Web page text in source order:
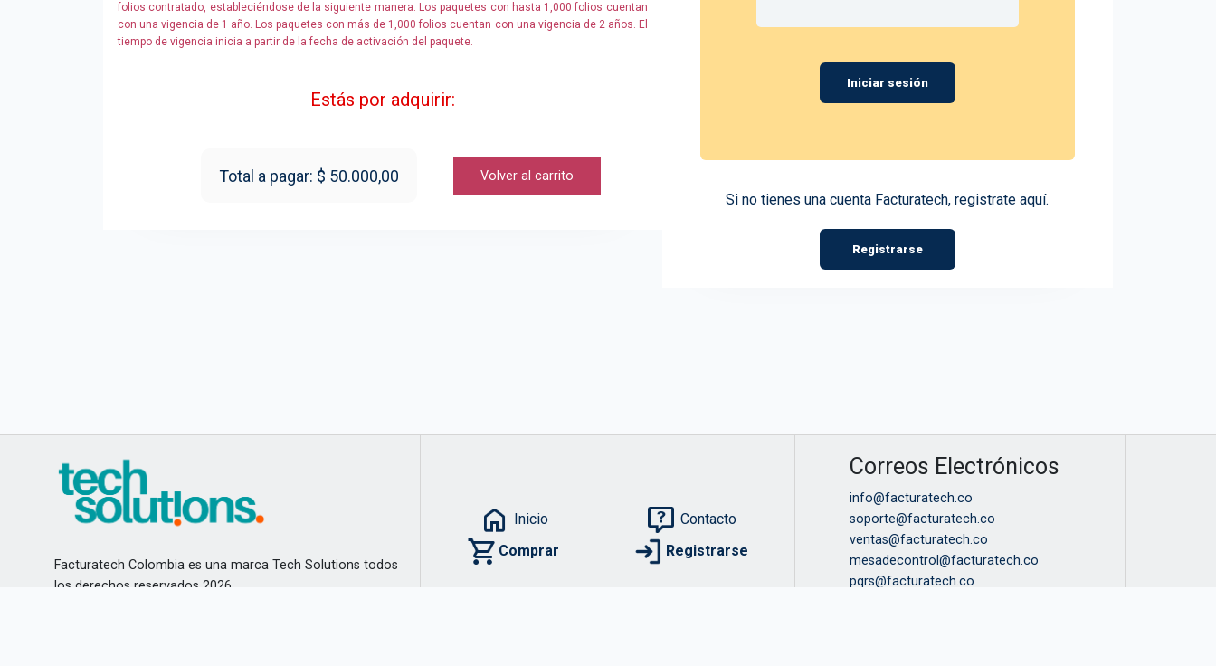
folios contratado, estableciéndose de la siguiente manera: Los paquetes con hasta 1,000 folios cuentan
con una vigencia de 1 año. Los paquetes con más de 1,000 folios cuentan con una vigencia de 2 años. El
tiempo de vigencia inicia a partir de la fecha de activación del paquete.
Estás por adquirir:
Total a pagar: $ 50.000,00 Volver al carrito
Iniciar sesión
Si no tienes una cuenta Facturatech, registrate aquí.
Registrarse
Facturatech Colombia es una marca Tech Solutions todos
los derechos reservados 2026
Inicio
Contacto
Comprar
Registrarse
Correos Electrónicos
info@facturatech.co
soporte@facturatech.co
ventas@facturatech.co
mesadecontrol@facturatech.co
pqrs@facturatech.co